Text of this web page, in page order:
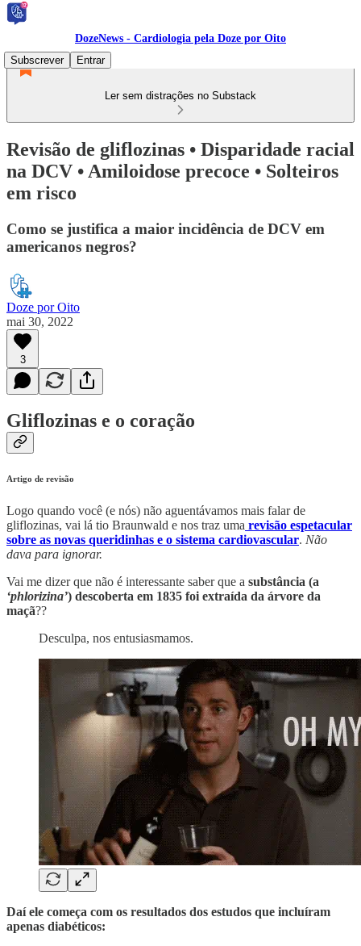
DozeNews - Cardiologia pela Doze por Oito
Subscrever
Entrar
Ler sem distrações no Substack
Revisão de gliflozinas • Disparidade racial
na DCV • Amiloidose precoce • Solteiros
em risco
Como se justifica a maior incidência de DCV em
americanos negros?
Doze por Oito
mai 30, 2022
3
Gliflozinas e o coração
Artigo de revisão
Logo quando você (e nós) não aguentávamos mais falar de
gliflozinas, vai lá tio Braunwald e nos traz uma revisão espetacular
sobre as novas queridinhas e o sistema cardiovascular. Não
dava para ignorar.
Vai me dizer que não é interessante saber que a substância (a
‘phlorizina’) descoberta em 1835 foi extraída da árvore da
maçã??
Desculpa, nos entusiasmamos.
Daí ele começa com os resultados dos estudos que incluíram
apenas diabéticos: